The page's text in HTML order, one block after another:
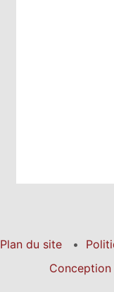
Plan du site